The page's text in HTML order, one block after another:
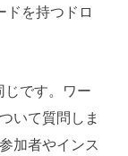
ドを持つドロ
です。ワー
いて質問しま
加者やインス